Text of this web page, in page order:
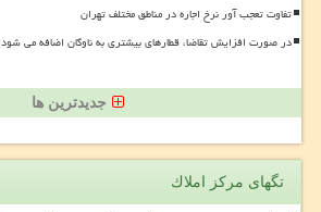
تفاوت تعجب آور نرخ اجاره در مناطق مختلف تهران
در صورت افزایش تقاضا، قطارهای بیشتری به ناوگان اضافه می شود
جدیدترین ها
تگهای مركز املاك